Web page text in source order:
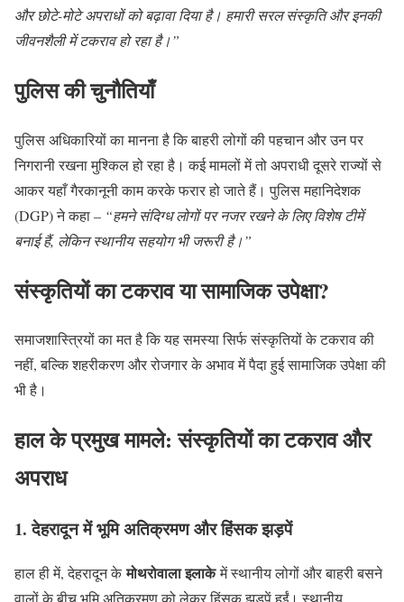
और छोटे-मोटे अपराधों को बढ़ावा दिया है। हमारी सरल संस्कृति और इनकी
जीवनशैली में टकराव हो रहा है।”
पुलिस की चुनौतियाँ
पुलिस अधिकारियों का मानना है कि बाहरी लोगों की पहचान और उन पर
निगरानी रखना मुश्किल हो रहा है। कई मामलों में तो अपराधी दूसरे राज्यों से
आकर यहाँ गैरकानूनी काम करके फरार हो जाते हैं। पुलिस महानिदेशक
(DGP) ने कहा – “हमने संदिग्ध लोगों पर नजर रखने के लिए विशेष टीमें
बनाई हैं, लेकिन स्थानीय सहयोग भी जरूरी है।”
संस्कृतियों का टकराव या सामाजिक उपेक्षा?
समाजशास्त्रियों का मत है कि यह समस्या सिर्फ संस्कृतियों के टकराव की
नहीं, बल्कि शहरीकरण और रोजगार के अभाव में पैदा हुई सामाजिक उपेक्षा की
भी है।
हाल के प्रमुख मामले: संस्कृतियों का टकराव और
अपराध
1. देहरादून में भूमि अतिक्रमण और हिंसक झड़पें
हाल ही में, देहरादून केमोथरोवाला इलाकेमें स्थानीय लोगों और बाहरी बसने
वालों के बीच भूमि अतिक्रमण को लेकर हिंसक झड़पें हुईं। स्थानीय